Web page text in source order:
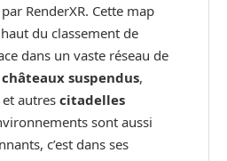
RenderXR. Cette map
du classement de
dans un vaste réseau de
châteaux suspendus,
et autres citadelles
sont aussi
c’est dans ses